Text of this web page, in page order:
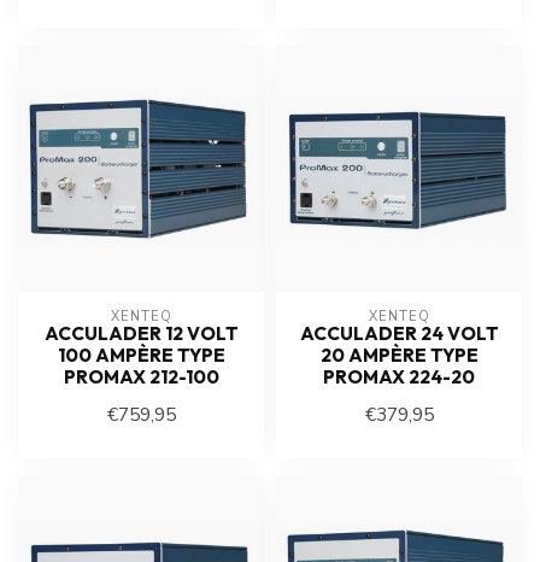
XENTEQ
ACCULADER 12 VOLT
100 AMPÈRE TYPE
PROMAX 212-100
€759,95
XENTEQ
ACCULADER 24 VOLT
20 AMPÈRE TYPE
PROMAX 224-20
€379,95